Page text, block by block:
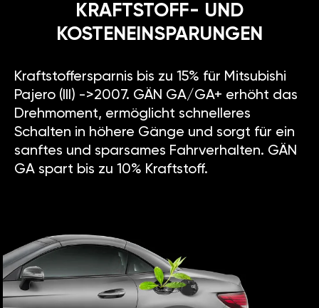
KRAFTSTOFF- UND
KOSTENEINSPARUNGEN
Kraftstoffersparnis bis zu 15% für Mitsubishi
Pajero (III) ->2007. GÄN GA/GA+ erhöht das
Drehmoment, ermöglicht schnelleres
Schalten in höhere Gänge und sorgt für ein
sanftes und sparsames Fahrverhalten. GÄN
GA spart bis zu 10% Kraftstoff.